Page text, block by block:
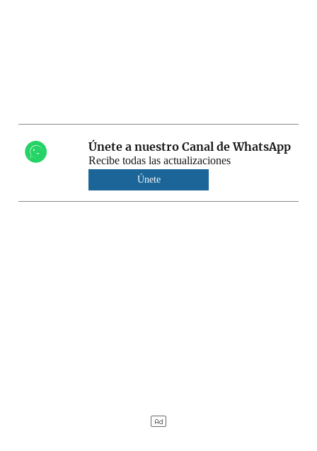
Únete a nuestro Canal de WhatsApp
Recibe todas las actualizaciones
Únete